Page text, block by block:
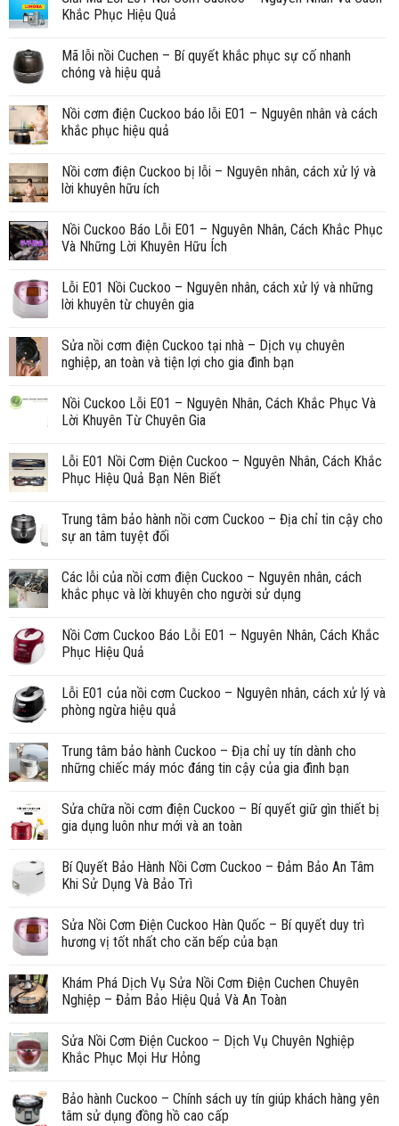
Khắc Phục Hiệu Quả
Mã lỗi nồi Cuchen – Bí quyết khắc phục sự cố nhanh
chóng và hiệu quả
Nồi cơm điện Cuckoo báo lỗi E01 – Nguyên nhân và cách
khắc phục hiệu quả
Nồi cơm điện Cuckoo bị lỗi – Nguyên nhân, cách xử lý và
lời khuyên hữu ích
Nồi Cuckoo Báo Lỗi E01 – Nguyên Nhân, Cách Khắc Phục
Và Những Lời Khuyên Hữu Ích
Lỗi E01 Nồi Cuckoo – Nguyên nhân, cách xử lý và những
lời khuyên từ chuyên gia
Sửa nồi cơm điện Cuckoo tại nhà – Dịch vụ chuyên
nghiệp, an toàn và tiện lợi cho gia đình bạn
Nồi Cuckoo Lỗi E01 – Nguyên Nhân, Cách Khắc Phục Và
Lời Khuyên Từ Chuyên Gia
Lỗi E01 Nồi Cơm Điện Cuckoo – Nguyên Nhân, Cách Khắc
Phục Hiệu Quả Bạn Nên Biết
Trung tâm bảo hành nồi cơm Cuckoo – Địa chỉ tin cậy cho
sự an tâm tuyệt đối
Các lỗi của nồi cơm điện Cuckoo – Nguyên nhân, cách
khắc phục và lời khuyên cho người sử dụng
Nồi Cơm Cuckoo Báo Lỗi E01 – Nguyên Nhân, Cách Khắc
Phục Hiệu Quả
Lỗi E01 của nồi cơm Cuckoo – Nguyên nhân, cách xử lý và
phòng ngừa hiệu quả
Trung tâm bảo hành Cuckoo – Địa chỉ uy tín dành cho
những chiếc máy móc đáng tin cậy của gia đình bạn
Sửa chữa nồi cơm điện Cuckoo – Bí quyết giữ gìn thiết bị
gia dụng luôn như mới và an toàn
Bí Quyết Bảo Hành Nồi Cơm Cuckoo – Đảm Bảo An Tâm
Khi Sử Dụng Và Bảo Trì
Sửa Nồi Cơm Điện Cuckoo Hàn Quốc – Bí quyết duy trì
hương vị tốt nhất cho căn bếp của bạn
Khám Phá Dịch Vụ Sửa Nồi Cơm Điện Cuchen Chuyên
Nghiệp – Đảm Bảo Hiệu Quả Và An Toàn
Sửa Nồi Cơm Điện Cuckoo – Dịch Vụ Chuyên Nghiệp
Khắc Phục Mọi Hư Hỏng
Bảo hành Cuckoo – Chính sách uy tín giúp khách hàng yên
tâm sử dụng đồng hồ cao cấp